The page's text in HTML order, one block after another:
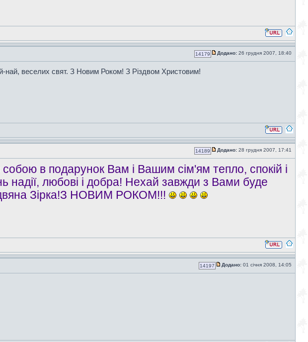
14179 Додано: 26 грудня 2007, 18:40
най, веселих свят. З Новим Роком! З Різдвом Христовим!
14189 Додано: 28 грудня 2007, 17:41
в подарунок Вам і Вашим сім'ям тепло, спокій і
любові і добра! Нехай завжди з Вами буде
Зірка!З НОВИМ РОКОМ!!!
14197 Додано: 01 січня 2008, 14:05